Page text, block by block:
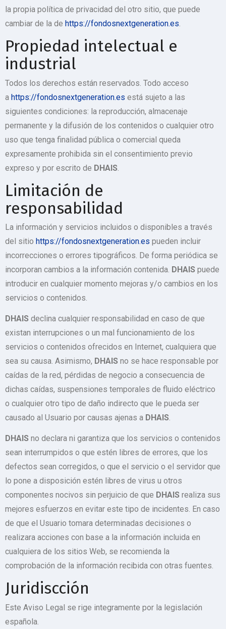
la propia política de privacidad del otro sitio, que puede
cambiar de la de https://fondosnextgeneration.es.
Propiedad intelectual e
industrial
Todos los derechos están reservados. Todo acceso
a https://fondosnextgeneration.es está sujeto a las
siguientes condiciones: la reproducción, almacenaje
permanente y la difusión de los contenidos o cualquier otro
uso que tenga finalidad pública o comercial queda
expresamente prohibida sin el consentimiento previo
expreso y por escrito de DHAIS
Limitación de
responsabilidad
La información y servicios incluidos o disponibles a través
del sitio https://fondosnextgeneration.es pueden incluir
incorrecciones o errores tipográficos. De forma periódica se
incorporan cambios a la información contenida. DHAIS puede
introducir en cualquier momento mejoras y/o cambios en los
servicios o contenidos.
DHAIS declina cualquier responsabilidad en caso de que
existan interrupciones o un mal funcionamiento de los
servicios o contenidos ofrecidos en Internet, cualquiera que
sea su causa. Asimismo, DHAIS no se hace responsable por
caídas de la red, pérdidas de negocio a consecuencia de
dichas caídas, suspensiones temporales de fluido eléctrico
o cualquier otro tipo de daño indirecto que le pueda ser
causado al Usuario por causas ajenas a DHAIS.
DHAIS no declara ni garantiza que los servicios o contenidos
sean interrumpidos o que estén libres de errores, que los
defectos sean corregidos, o que el servicio o el servidor que
lo pone a disposición estén libres de virus u otros
componentes nocivos sin perjuicio de que DHAIS realiza sus
mejores esfuerzos en evitar este tipo de incidentes. En caso
de que el Usuario tomara determinadas decisiones o
realizara acciones con base a la información incluida en
cualquiera de los sitios Web, se recomienda la
comprobación de la información recibida con otras fuentes.
Juridiscción
Este Aviso Legal se rige integramente por la legislación
española.